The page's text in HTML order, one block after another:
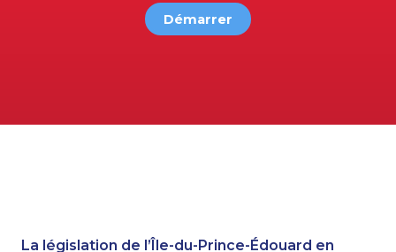
Démarrer
La législation de l’Île-du-Prince-Édouard en